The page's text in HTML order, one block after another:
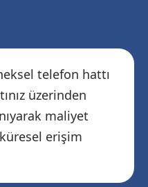
telefon hattı
üzerinden
maliyet
erişim